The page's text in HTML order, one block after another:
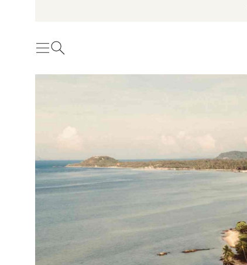
MenyÖppna sök
Se fler bilder